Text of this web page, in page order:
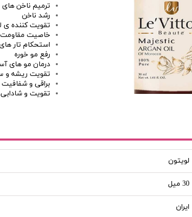
ترمیم ناخن های
رشد ناخن
تقویت کننده ی
خاصیت مقاومت
استحکام تار
رفع مو خوره
درمان مو های
تقویت ریشه و
براقی و
تقویت و شادابی
لویتون
30 میل
ایران